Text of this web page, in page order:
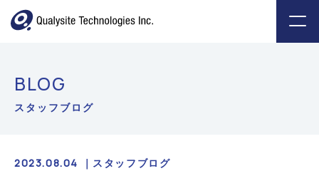
BLOG
スタッフブログ
2023.08.04 ｜ スタッフブログ